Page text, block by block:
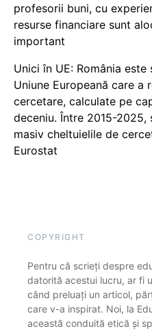
profesorii buni, cu
resurse financiare sunt
important
Unici în UE: România
Uniune Europeană care a
cercetare, calculate pe
deceniu. Între 2015-
masiv cheltuielile de
Eurostat
COPYRIGHT
Pentru că scrieți despre
datorită acestui lucru, ar fi
când preluați un articol,
care v-a inspirat. Noi, la
această conduită etică și